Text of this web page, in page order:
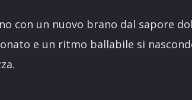
con un nuovo brano dal sapore
e un ritmo ballabile si